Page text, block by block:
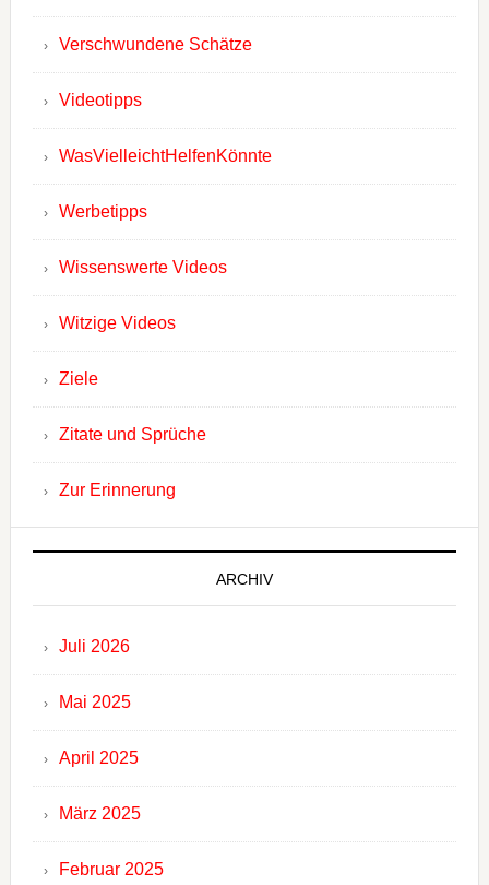
Verschwundene Schätze
Videotipps
WasVielleichtHelfenKönnte
Werbetipps
Wissenswerte Videos
Witzige Videos
Ziele
Zitate und Sprüche
Zur Erinnerung
ARCHIV
Juli 2026
Mai 2025
April 2025
März 2025
Februar 2025